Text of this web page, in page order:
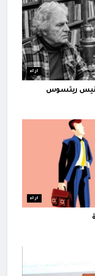
اراء
ريتسوس
اراء